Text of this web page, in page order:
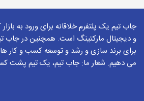
جاب تیم یک پلتفرم خلاقانه برای ورود به
و دیجیتال مارکتینگ است. همچنین در جاب
برای برند سازی و رشد و توسعه کسب و کار
می دهیم. شعار ما: جاب تیم، یک تیم پشت